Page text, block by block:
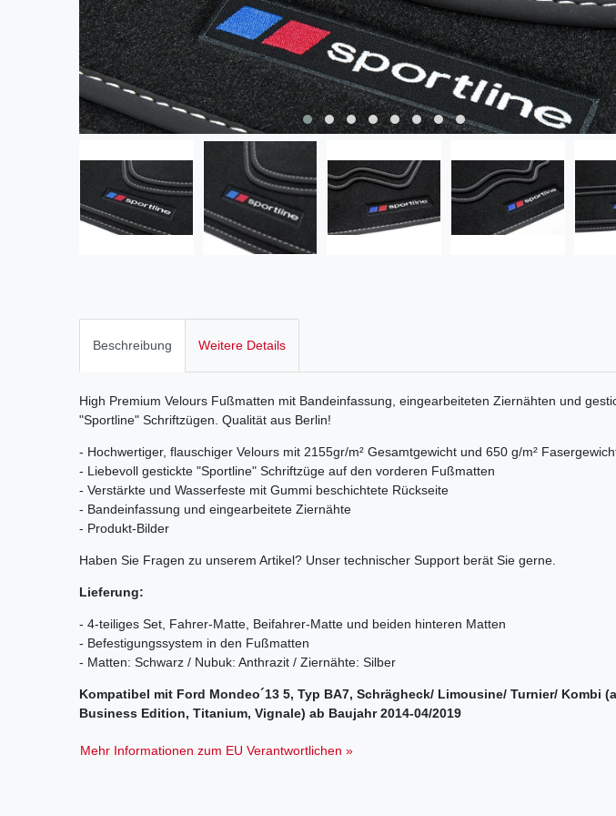
Beschreibung Weitere Details
High Premium Velours Fußmatten mit Bandeinfassung, eingearbeiteten Ziernähten und
"Sportline" Schriftzügen. Qualität aus Berlin!
- Hochwertiger, flauschiger Velours mit 2155gr/m² Gesamtgewicht und 650 g/m²
- Liebevoll gestickte "Sportline" Schriftzüge auf den vorderen Fußmatten
- Verstärkte und Wasserfeste mit Gummi beschichtete Rückseite
- Bandeinfassung und eingearbeitete Ziernähte
- Produkt-Bilder
Haben Sie Fragen zu unserem Artikel? Unser technischer Support berät Sie gerne.
Lieferung:
- 4-teiliges Set, Fahrer-Matte, Beifahrer-Matte und beiden hinteren Matten
- Befestigungssystem in den Fußmatten
- Matten: Schwarz / Nubuk: Anthrazit / Ziernähte: Silber
Kompatibel mit Ford Mondeo´13 5, Typ BA7, Schrägheck/ Limousine/ Turnier/ Kombi
Business Edition, Titanium, Vignale) ab Baujahr 2014-04/2019
Mehr Informationen zum EU Verantwortlichen »